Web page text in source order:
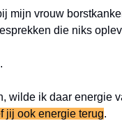
mijn vrouw
die niks
wilde ik daar energie
jij ook energie terug.